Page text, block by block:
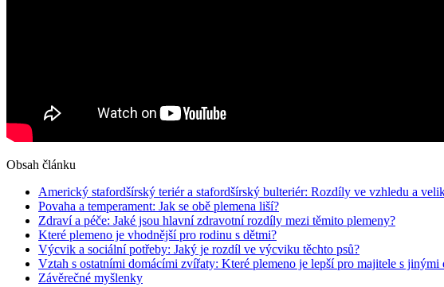
Obsah článku
Americký stafordšírský teriér a stafordšírský bulteriér: Rozdíly ve vzhledu a
Povaha a temperament: Jak se obě plemena liší?
Zdraví a péče: Jaké jsou hlavní zdravotní rozdíly mezi těmito plemeny?
Které plemeno je vhodnější pro rodinu s dětmi?
Výcvik a sociální potřeby: Jaký je rozdíl ve výcviku těchto psů?
Vztah s ostatními domácími zvířaty: Které plemeno je lepší pro majitele s
Závěrečné myšlenky